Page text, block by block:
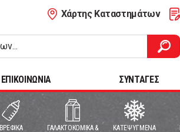
Χάρτης Καταστημάτων
ΕΠΙΚΟΙΝΩΝΙΑ ΣΥΝΤΑΓΕΣ
ΒΡΕΦΙΚΑ
ΓΑΛΑΚΤΟΚΟΜΙΚΑ &
ΚΑΤΕΨΥΓΜΕΝΑ